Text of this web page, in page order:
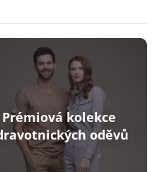
Prémiová kolekce
oděvů